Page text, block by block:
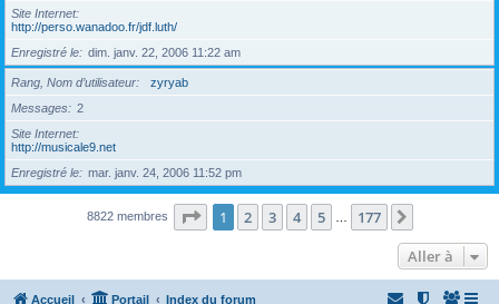
Site Internet
http://perso.wanadoo.fr/jdf.luth/
Enregistré le
dim. janv. 22, 2006 11:22 am
Rang, Nom d’utilisateur
zyryab
Messages
2
Site Internet
http://musicale9.net
Enregistré le
mar. janv. 24, 2006 11:52 pm
8822 membres Page 1sur177
1 2 3 4 5 177
Aller à
Accueil Portail Index du forum